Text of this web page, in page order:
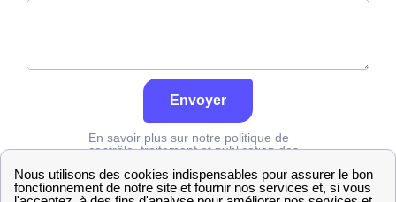
Envoyer
En savoir plus sur notre politique de
contrôle, traitement et publication des